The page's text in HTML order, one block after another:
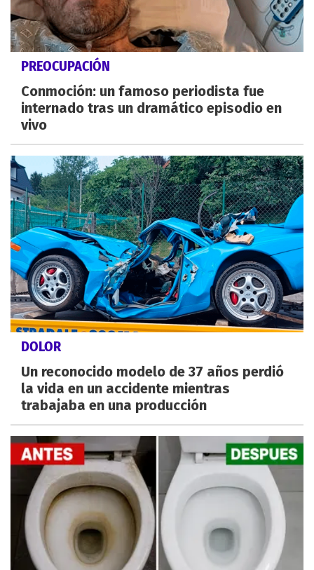
PREOCUPACIÓN
Conmoción: un famoso periodista fue
internado tras un dramático episodio en
vivo
DOLOR
Un reconocido modelo de 37 años perdió
la vida en un accidente mientras
trabajaba en una producción